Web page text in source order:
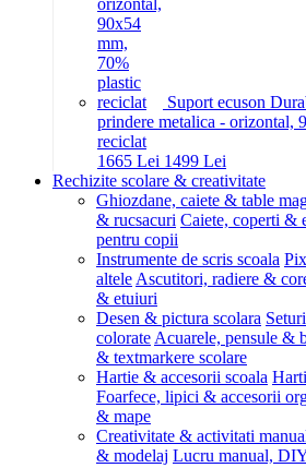
Suport ecuson
prindere metalica - orizontal,
reciclat
1665 Lei 1499 Lei
Rechizite scolare & creativitate
Ghiozdane, caiete & table
& rucsacuri Caiete, coperti &
pentru copii
Instrumente de scris scoala
altele Ascutitori, radiere &
& etuiuri
Desen & pictura scolara
colorate Acuarele, pensule &
& textmarkere scolare
Hartie & accesorii scoala
Foarfece, lipici & accesorii
& mape
Creativitate & activitati
& modelaj Lucru manual,